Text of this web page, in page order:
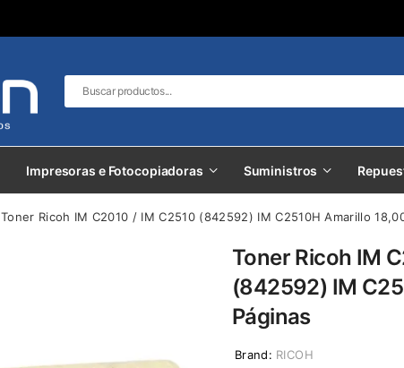
Impresoras e Fotocopiadoras Suministros
Toner Ricoh IM C2010 / IM C2510 (842592) IM C2510H Amarillo
Toner Ricoh IM
(842592) IM
Páginas
Brand: RICOH